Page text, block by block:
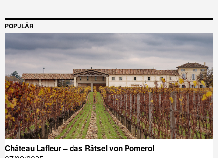
POPULÄR
Château Lafleur – das Rätsel von Pomerol